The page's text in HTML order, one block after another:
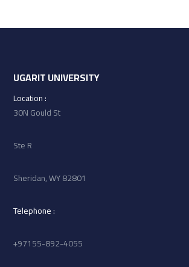
UGARIT UNIVERSITY
: Location
30N Gould St
Ste R
Sheridan, WY 82801
: Telephone
97155-892-4055+